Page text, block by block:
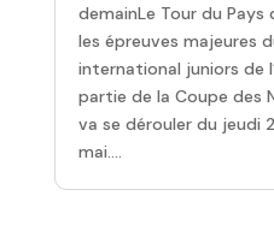
demainLe Tour du
les épreuves majeures
international juniors de
partie de la Coupe des
va se dérouler du jeudi
mai....